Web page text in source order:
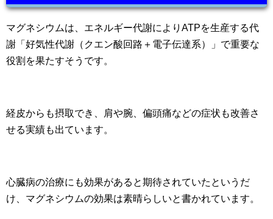
マグネシウムは、エネルギー代謝によりATPを生産する代
謝「好気性代謝（クエン酸回路＋電子伝達系）」で重要な
役割を果たすそうです。
経皮からも摂取でき、肩や腕、偏頭痛などの症状も改善さ
せる実績も出ています。
心臓病の治療にも効果があると期待されていたというだ
け、マグネシウムの効果は素晴らしいと書かれています。